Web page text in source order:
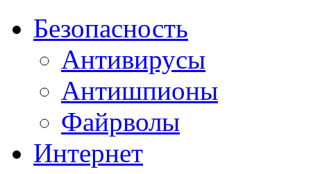
Безопасность
Антивирусы
Антишпионы
Файрволы
Интернет